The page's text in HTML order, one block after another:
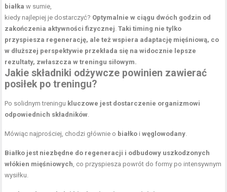
białka w sumie,
kiedy najlepiej je dostarczyć? Optymalnie w ciągu dwóch godzin od
zakończenia aktywności fizycznej.Taki timing nie tylko
przyspiesza regenerację, ale też wspiera adaptację mięśniową, co
w dłuższej perspektywie przekłada się na widocznie lepsze
rezultaty, zwłaszcza wtreningu siłowym.
Jakie składniki odżywcze powinien zawierać
posiłek po treningu?
Po solidnym treningu kluczowe jest dostarczenie organizmowi
odpowiednich składników.
Mówiąc najprościej, chodzi głównie o białko iwęglowodany.
Białko jest niezbędne do regeneracji i odbudowy uszkodzonych
włókien mięśniowych, co przyspiesza powrót do formy po intensywnym
wysiłku.